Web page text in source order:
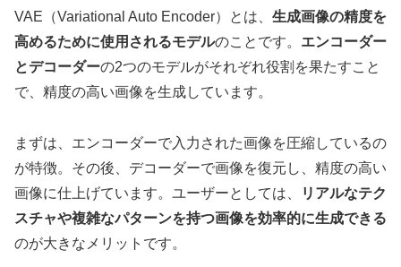
VAE（Variational Auto Encoder）とは、 生成画像の精度を
高めるために使用されるモデルのことです。 エンコーダー
とデコーダーの2つのモデルがそれぞれ役割を果たすこと
で、精度の高い画像を生成しています。
まずは、エンコーダーで入力された画像を圧縮しているの
が特徴。その後、デコーダーで画像を復元し、精度の高い
画像に仕上げています。ユーザーとしては、
リアルなテク
スチャや複雑なパターンを持つ画像を効率的に生成できる
のが大きなメリットです。